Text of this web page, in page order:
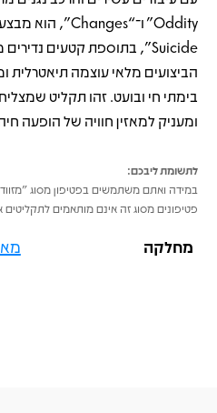
הביצועים מלאי עוצמה תיאטרלית
בימתי חי ובועט. זהו תקליט
ומעניק למאזין חוויה של הופעה
לתשומת ליבכם:
במידה ואתם משתמשים בפטיפון מסוג
פטיפונים מסוג זה אינם מותאמים
מחלקה